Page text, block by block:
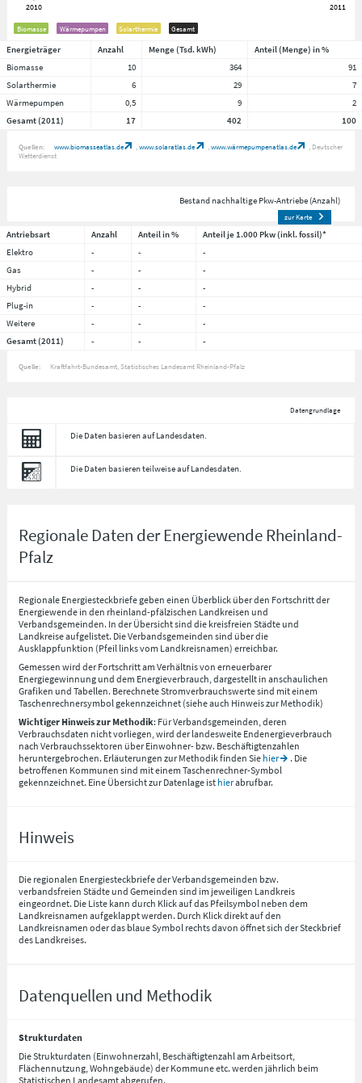
Biomasse Wärmepumpen Solarthermie Gesamt
Energieträger Anzahl Menge (Tsd. kWh)
Anteil (Menge) in %
Biomasse
10 364
91
Solarthermie
6 29
7
Wärmepumpen
0,5 9
2
Gesamt (2011)
17 402 100
Quellen: www.biomasseatlas.de www.solaratlas.de www.wärmepumpenatlas.de
Deutscher
Wetterdienst
Bestand nachhaltige Pkw-Antriebe (Anzahl)
zur Karte
Antriebsart Anzahl Anteil in %
Anteil je 1.000 Pkw (inkl. fossil)*
Elektro
- -
-
Gas
- -
-
Hybrid
- -
-
Plug-in
- -
-
Weitere
- -
-
Gesamt (2011)
- - -
Quelle: Kraftfahrt-Bundesamt, Statistisches Landesamt Rheinland-Pfalz
Datengrundlage
Die Daten basieren auf Landesdaten.
Die Daten basieren teilweise auf Landesdaten.
Regionale Daten der Energiewende Rheinland-
Pfalz
Regionale Energiesteckbriefe geben einen Überblick über den Fortschritt der
Energiewende in den rheinland-pfälzischen Landkreisen und
Verbandsgemeinden. In der Übersicht sind die kreisfreien Städte und
Landkreise aufgelistet. Die Verbandsgemeinden sind über die
Ausklappfunktion (Pfeil links vom Landkreisnamen) erreichbar.
Gemessen wird der Fortschritt am Verhältnis von erneuerbarer
Energiegewinnung und dem Energieverbrauch, dargestellt in anschaulichen
Grafiken und Tabellen. Berechnete Stromverbrauchswerte sind mit einem
Taschenrechnersymbol gekennzeichnet (siehe auch Hinweis zur Methodik)
Wichtiger Hinweis zur Methodik: Für Verbandsgemeinden, deren
Verbrauchsdaten nicht vorliegen, wird der landesweite Endenergieverbrauch
nach Verbrauchssektoren über Einwohner- bzw. Beschäftigtenzahlen
heruntergebrochen. Erläuterungen zur Methodik finden Sie hier
. Die
betroffenen Kommunen sind mit einem Taschenrechner-Symbol
gekennzeichnet. Eine Übersicht zur Datenlage ist hierabrufbar.
Hinweis
Die regionalen Energiesteckbriefe der Verbandsgemeinden bzw.
verbandsfreien Städte und Gemeinden sind im jeweiligen Landkreis
eingeordnet. Die Liste kann durch Klick auf das Pfeilsymbol neben dem
Landkreisnamen aufgeklappt werden. Durch Klick direkt auf den
Landkreisnamen oder das blaue Symbol rechts davon öffnet sich der Steckbrief
des Landkreises.
Datenquellen und Methodik
Strukturdaten
Die Strukturdaten (Einwohnerzahl, Beschäftigtenzahl am Arbeitsort,
Flächennutzung, Wohngebäude) der Kommune etc. werden jährlich beim
Statistischen Landesamt abgerufen.